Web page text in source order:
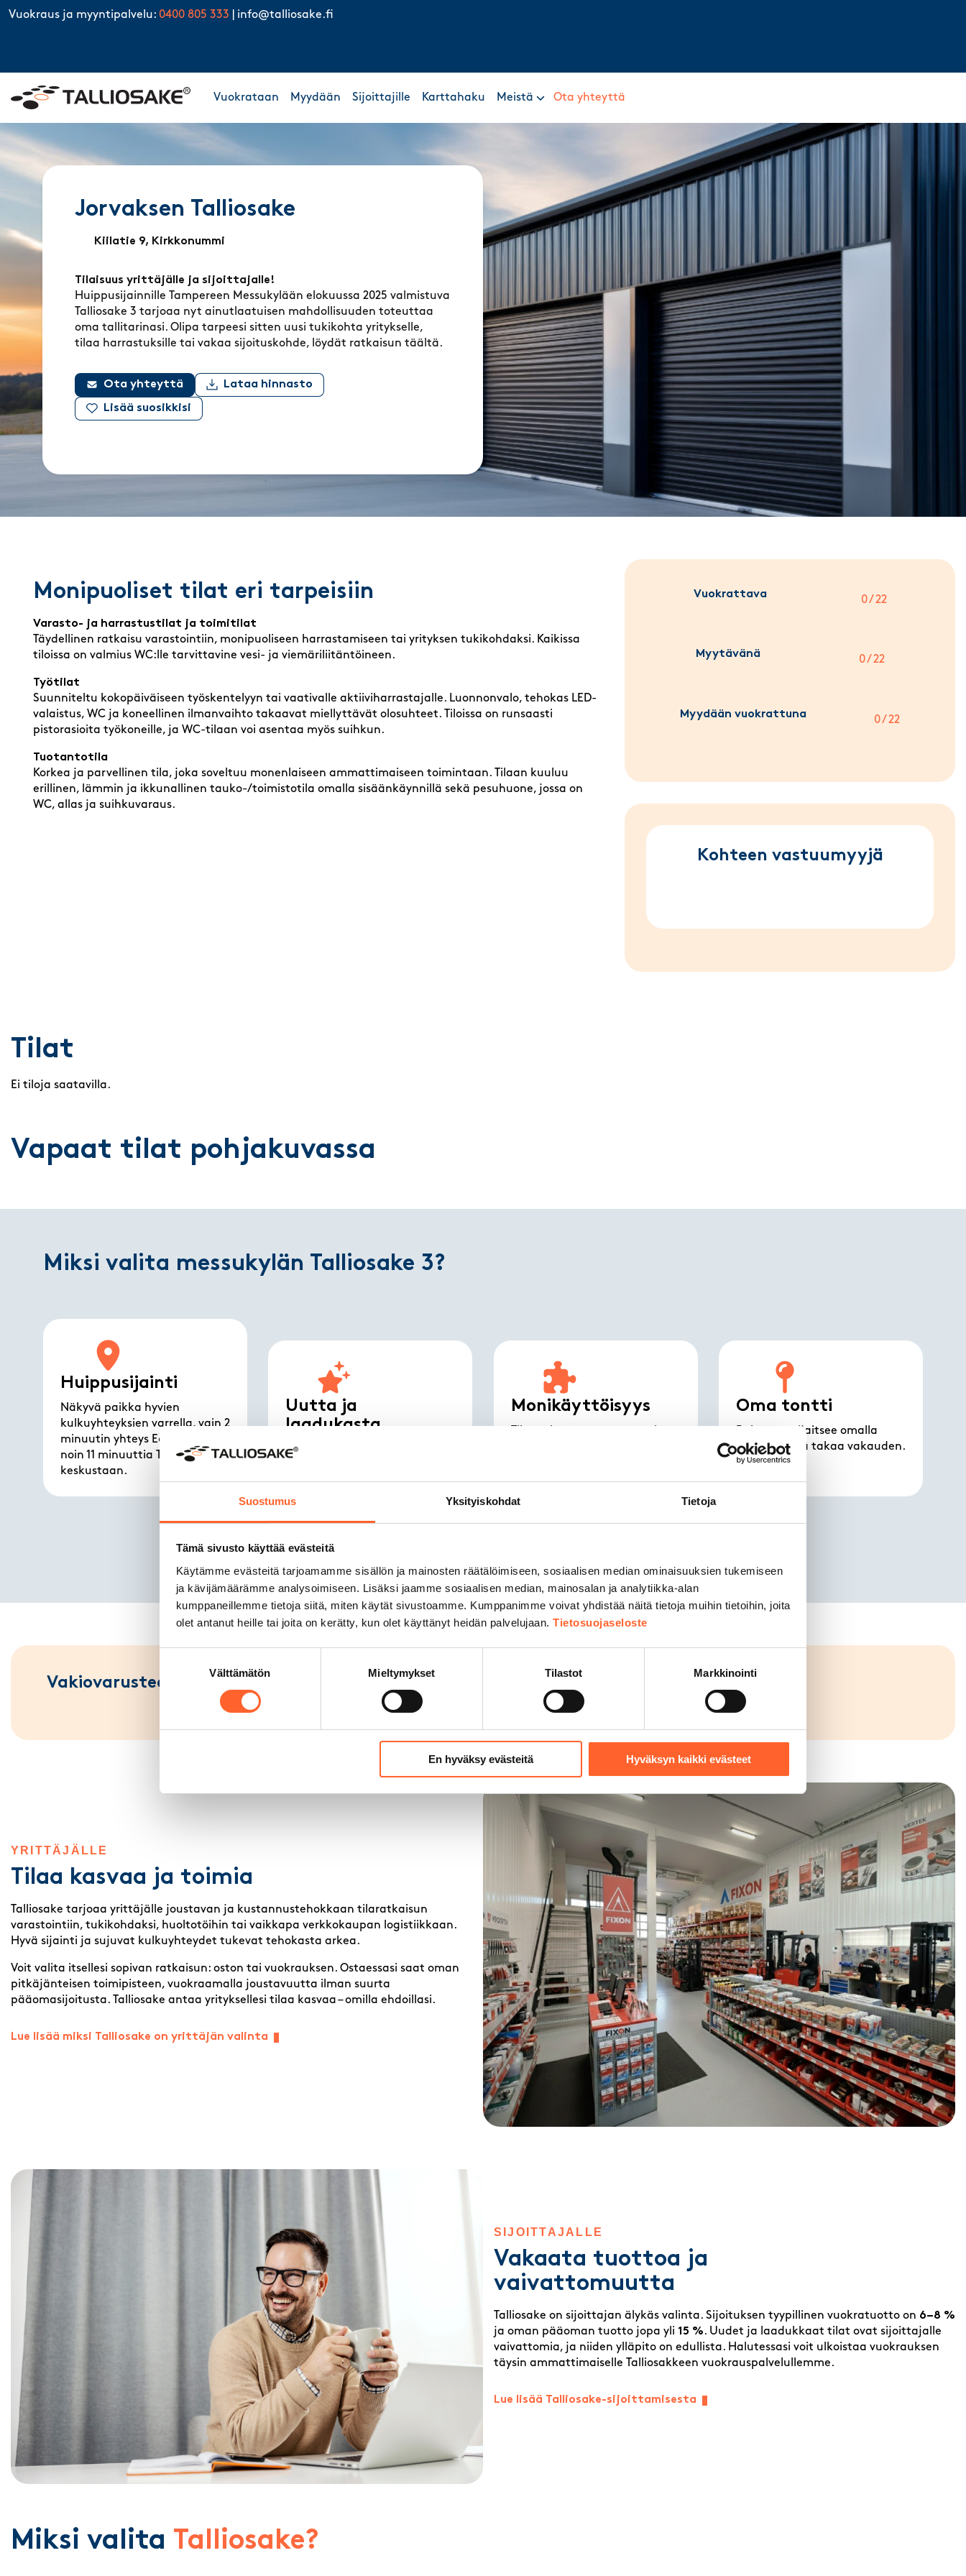
Suostumus Yksityiskohdat Tietoja
Tämä sivusto käyttää evästeitä
Käytämme evästeitä tarjoamamme sisällön ja mainosten räätälöimiseen, sosiaalisen median ominaisuuksien tukemiseen
ja kävijämäärämme analysoimiseen. Lisäksi jaamme sosiaalisen median, mainosalan ja analytiikka-alan
kumppaneillemme tietoja siitä, miten käytät sivustoamme. Kumppanimme voivat yhdistää näitä tietoja muihin tietoihin, joita
olet antanut heille tai joita on kerätty, kun olet käyttänyt heidän palvelujaan. Tietosuojaseloste
Välttämätön Mieltymykset Tilastot Markkinointi
En hyväksy evästeitä Hyväksyn kaikki evästeet
Skip to content
Vuokraus ja myyntipalvelu: 0400 805 333 info@talliosake.fi
Vuokrataan Myydään Sijoittajille Karttahaku Meistä Ota yhteyttä
Jorvaksen Talliosake
Kiilatie 9, Kirkkonummi
Tilaisuus yrittäjälle ja sijoittajalle!
Huippusijainnille Tampereen Messukylään elokuussa 2025 valmistuva
Talliosake 3 tarjoaa nyt ainutlaatuisen mahdollisuuden toteuttaa
oma tallitarinasi. Olipa tarpeesi sitten uusi tukikohta yritykselle,
tilaa harrastuksille tai vakaa sijoituskohde, löydät ratkaisun täältä.
Ota yhteyttä Lataa hinnasto
Lisää suosikkisi
Monipuoliset tilat eri tarpeisiin
Varasto- ja harrastustilat ja toimitilat
Täydellinen ratkaisu varastointiin, monipuoliseen harrastamiseen tai yrityksen tukikohdaksi. Kaikissa
tiloissa on valmius WC:lle tarvittavine vesi- ja viemäriliitäntöineen.
Työtilat
Suunniteltu kokopäiväiseen työskentelyyn tai vaativalle aktiiviharrastajalle. Luonnonvalo, tehokas LED-
valaistus, WC ja koneellinen ilmanvaihto takaavat miellyttävät olosuhteet. Tiloissa on runsaasti
pistorasioita työkoneille, ja WC-tilaan voi asentaa myös suihkun.
Tuotantotila
Korkea ja parvellinen tila, joka soveltuu monenlaiseen ammattimaiseen toimintaan. Tilaan kuuluu
erillinen, lämmin ja ikkunallinen tauko-/toimistotila omalla sisäänkäynnillä sekä pesuhuone, jossa on
WC, allas ja suihkuvaraus.
Vuokrattava 0 / 22
Myytävänä 0 / 22
Myydään vuokrattuna 0 / 22
Kohteen vastuumyyjä
Tilat
Ei tiloja saatavilla.
Vapaat tilat pohjakuvassa
Miksi valita messukylän Talliosake 3?
Huippusijainti
Näkyvä paikka hyvien
kulkuyhteyksien varrella, vain 2
minuutin yhteys E63-tielle ja
noin 11 minuuttia Tampereen
keskustaan.
Uutta ja
laadukasta
Modernit, uudet ja
Monikäyttöisyys Oma tontti
Rakennus sijaitsee omalla
tontilla, mikä takaa vakauden.
Vakiovarusteet Mahdolliset lisävarusteet
käyttötarkoitukset
YRITTÄJÄLLE
Tilaa kasvaa ja toimia
Talliosake tarjoaa yrittäjälle joustavan ja kustannustehokkaan tilaratkaisun
varastointiin, tukikohdaksi, huoltotöihin tai vaikkapa verkkokaupan logistiikkaan.
Hyvä sijainti ja sujuvat kulkuyhteydet tukevat tehokasta arkea.
Voit valita itsellesi sopivan ratkaisun: oston tai vuokrauksen. Ostaessasi saat oman
pitkäjänteisen toimipisteen, vuokraamalla joustavuutta ilman suurta
pääomasijoitusta. Talliosake antaa yrityksellesi tilaa kasvaa – omilla ehdoillasi.
Lue lisää miksi Talliosake on yrittäjän valinta
SIJOITTAJALLE
Vakaata tuottoa ja
vaivattomuutta
Talliosake on sijoittajan älykäs valinta. Sijoituksen tyypillinen vuokratuotto on 6–8 %
ja oman pääoman tuotto jopa yli 15 %. Uudet ja laadukkaat tilat ovat sijoittajalle
vaivattomia, ja niiden ylläpito on edullista. Halutessasi voit ulkoistaa vuokrauksen
täysin ammattimaiselle Talliosakkeen vuokrauspalvelullemme.
Lue lisää Talliosake-sijoittamisesta
Miksi valita Talliosake?